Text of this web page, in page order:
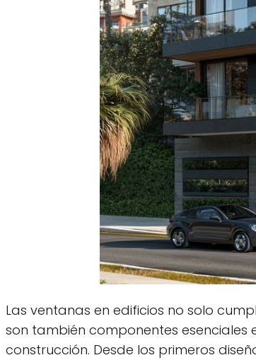
Las ventanas en edificios no solo
son también componentes
construcción. Desde los primeros